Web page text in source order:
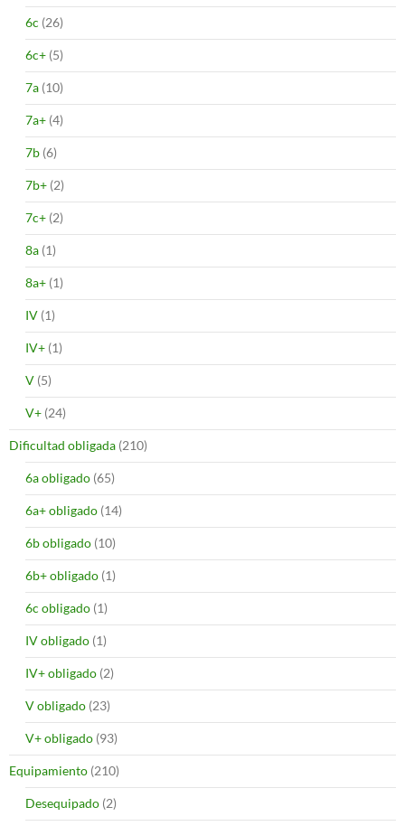
6c (26)
6c+ (5)
7a (10)
7a+ (4)
7b (6)
7b+ (2)
7c+ (2)
8a (1)
8a+ (1)
IV (1)
IV+ (1)
V (5)
V+ (24)
Dificultad obligada (210)
6a obligado (65)
6a+ obligado (14)
6b obligado (10)
6b+ obligado (1)
6c obligado (1)
IV obligado (1)
IV+ obligado (2)
V obligado (23)
V+ obligado (93)
Equipamiento (210)
Desequipado (2)